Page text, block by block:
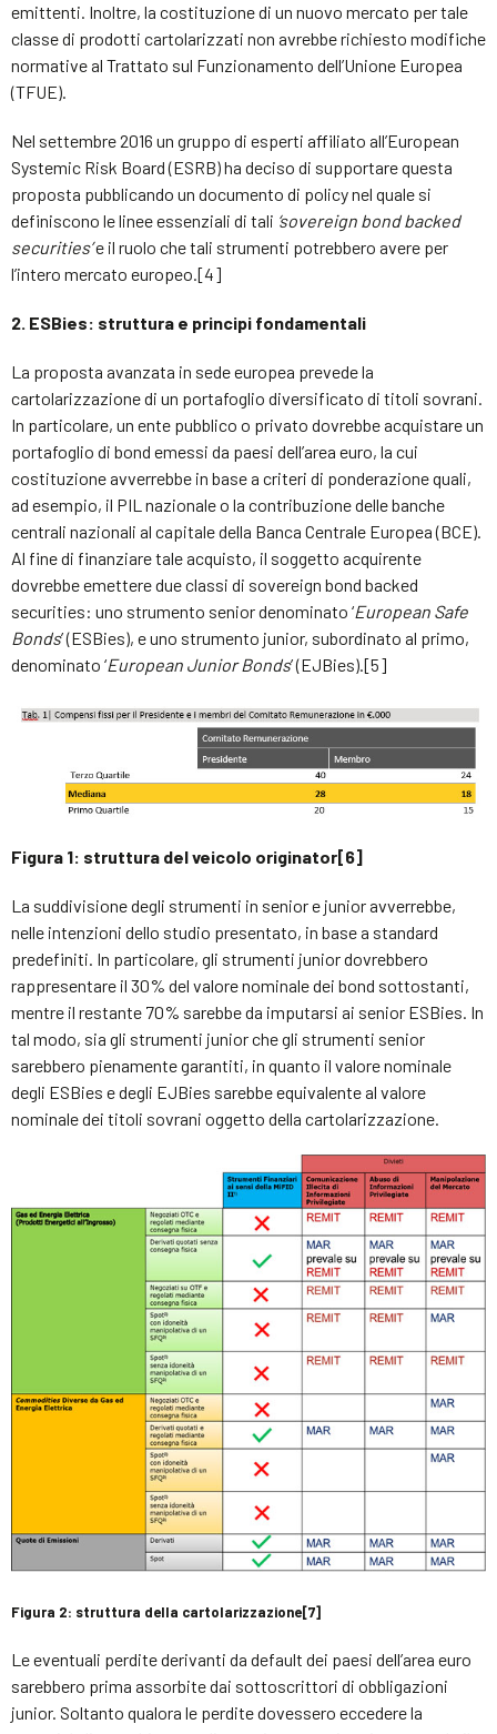
emittenti. Inoltre, la costituzione di un nuovo mercato per tale
classe di prodotti cartolarizzati non avrebbe richiesto modifiche
normative al Trattato sul Funzionamento dell’Unione Europea
(TFUE).
Nel settembre 2016 un gruppo di esperti affiliato all’European
Systemic Risk Board (ESRB) ha deciso di supportare questa
proposta pubblicando un documento di policy nel quale si
definiscono le linee essenziali di tali ‘sovereign bond backed
securities’e il ruolo che tali strumenti potrebbero avere per
l’intero mercato europeo.[4]
2. ESBies: struttura e principi fondamentali
La proposta avanzata in sede europea prevede la
cartolarizzazione di un portafoglio diversificato di titoli sovrani.
In particolare, un ente pubblico o privato dovrebbe acquistare un
portafoglio di bond emessi da paesi dell’area euro, la cui
costituzione avverrebbe in base a criteri di ponderazione quali,
ad esempio, il PIL nazionale o la contribuzione delle banche
centrali nazionali al capitale della Banca Centrale Europea (BCE).
Al fine di finanziare tale acquisto, il soggetto acquirente
dovrebbe emettere due classi di sovereign bond backed
securities: uno strumento senior denominato ‘European Safe
Bonds’ (ESBies), e uno strumento junior, subordinato al primo,
denominato ‘European Junior Bonds’ (EJBies).[5]
Figura 1: struttura del veicolo originator[6]
La suddivisione degli strumenti in senior e junior avverrebbe,
nelle intenzioni dello studio presentato, in base a standard
predefiniti. In particolare, gli strumenti junior dovrebbero
rappresentare il 30% del valore nominale dei bond sottostanti,
mentre il restante 70% sarebbe da imputarsi ai senior ESBies. In
tal modo, sia gli strumenti junior che gli strumenti senior
sarebbero pienamente garantiti, in quanto il valore nominale
degli ESBies e degli EJBies sarebbe equivalente al valore
nominale dei titoli sovrani oggetto della cartolarizzazione.
Figura 2: struttura della cartolarizzazione[7]
Le eventuali perdite derivanti da default dei paesi dell’area euro
sarebbero prima assorbite dai sottoscrittori di obbligazioni
junior. Soltanto qualora le perdite dovessero eccedere la